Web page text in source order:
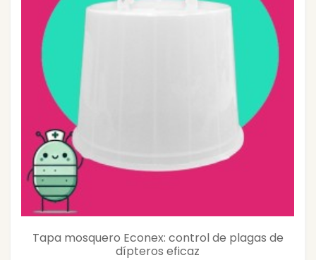
Tapa mosquero Econex: control de plagas de
dípteros eficaz